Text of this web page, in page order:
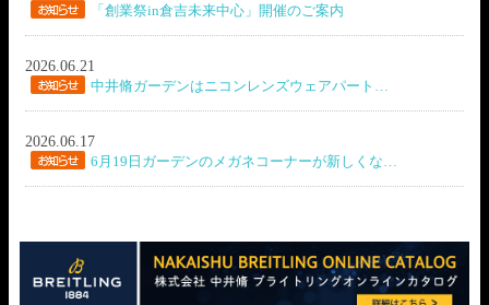
「創業祭in倉吉未来中心」開催のご案内
2026.06.21
中井脩ガーデンはニコンレンズウェアパート…
2026.06.17
6月19日ガーデンのメガネコーナーが新しくな…